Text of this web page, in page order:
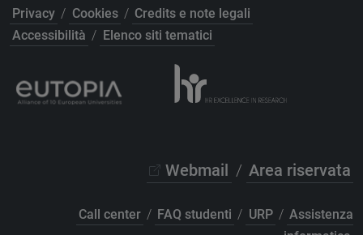
Privacy / Cookies / Credits e note legali
Accessibilità / Elenco siti tematici
Webmail / Area riservata
Call center / FAQ studenti / URP / Assistenza